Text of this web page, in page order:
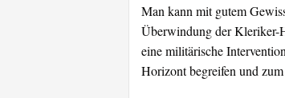
Man kann mit gutem
Überwindung der Kleriker-
eine militärische
Horizont begreifen und